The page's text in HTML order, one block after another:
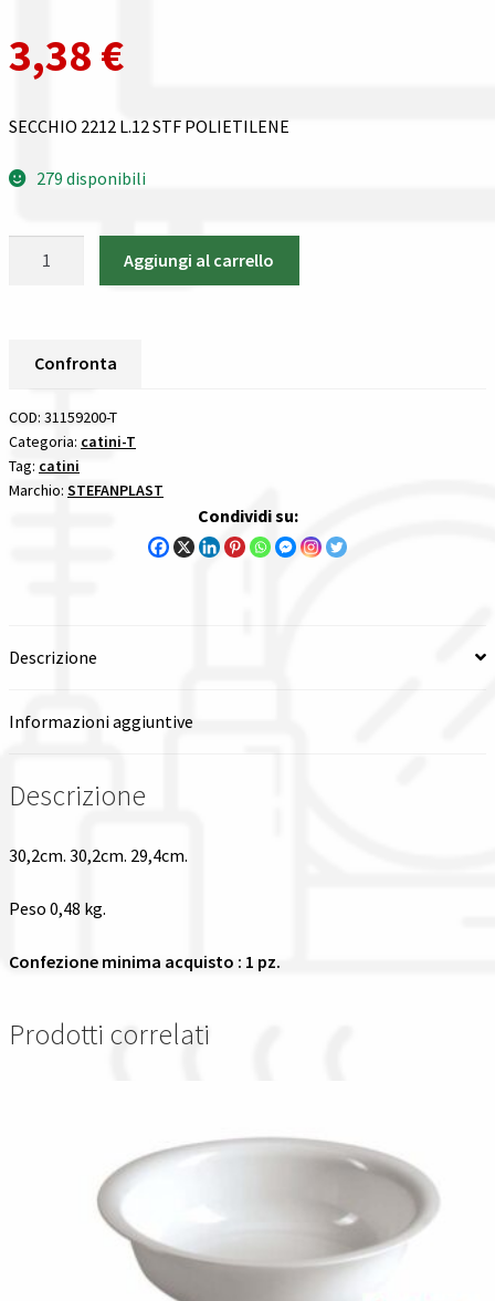
Pagamenti
Privacy policy
Confronta
Confronta
Riepilogo ordine
Spedizioni in europa
Spedizioni in italia
Tutte le categorie dei prodotti
Checkout
Il mio account
3,38 €
SECCHIO 2212 L.12 STF POLIETILENE
279 disponibili
POLIETILENE
catini
1
pezzi
quantità
Aggiungi al carrello
Confronta
COD: 31159200-T
Categoria: catini-T
Tag: catini
Marchio: STEFANPLAST
Condividi su:
Descrizione
Informazioni aggiuntive
Descrizione
30,2cm. 30,2cm. 29,4cm.
Peso 0,48 kg.
Confezione minima acquisto : 1 pz.
Prodotti correlati